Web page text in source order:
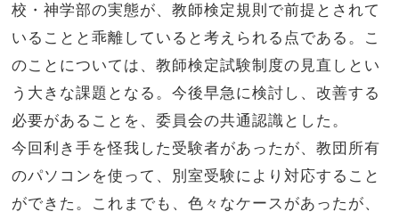
校・神学部の実態が、教師検定規則で前提とされて
いることと乖離していると考えられる点である。こ
のことについては、教師検定試験制度の見直しとい
う大きな課題となる。今後早急に検討し、改善する
必要があることを、委員会の共通認識とした。
今回利き手を怪我した受験者があったが、教団所有
のパソコンを使って、別室受験により対応すること
ができた。これまでも、色々なケースがあったが、